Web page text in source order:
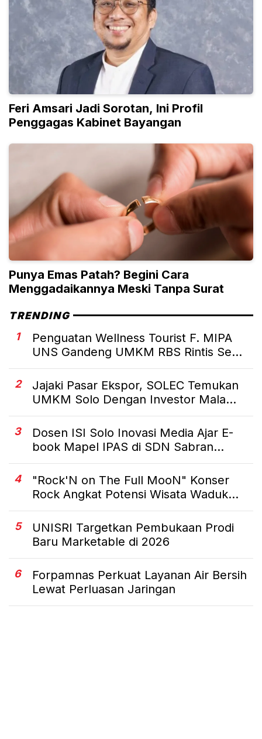
Feri Amsari Jadi Sorotan, Ini Profil
Penggagas Kabinet Bayangan
Punya Emas Patah? Begini Cara
Menggadaikannya Meski Tanpa Surat
TRENDING
1
Penguatan Wellness Tourist F. MIPA
UNS Gandeng UMKM RBS Rintis Se...
2
Jajaki Pasar Ekspor, SOLEC Temukan
UMKM Solo Dengan Investor Mala...
3
Dosen ISI Solo Inovasi Media Ajar E-
book Mapel IPAS di SDN Sabran...
4
"Rock'N on The Full MooN" Konser
Rock Angkat Potensi Wisata Waduk...
5
UNISRI Targetkan Pembukaan Prodi
Baru Marketable di 2026
6
Forpamnas Perkuat Layanan Air Bersih
Lewat Perluasan Jaringan